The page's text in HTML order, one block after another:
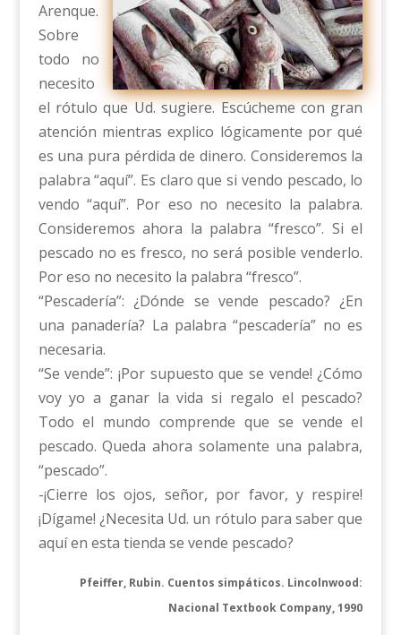
Arenque.
Sobre
todo no
necesito
el rótulo que Ud. sugiere. Escúcheme con gran
atención mientras explico lógicamente por qué
es una pura pérdida de dinero. Consideremos la
palabra “aquí”. Es claro que si vendo pescado, lo
vendo “aquí”. Por eso no necesito la palabra.
Consideremos ahora la palabra “fresco”. Si el
pescado no es fresco, no será posible venderlo.
Por eso no necesito la palabra “fresco”.
“Pescadería”: ¿Dónde se vende pescado? ¿En
una panadería? La palabra “pescadería” no es
necesaria.
“Se vende”: ¡Por supuesto que se vende! ¿Cómo
voy yo a ganar la vida si regalo el pescado?
Todo el mundo comprende que se vende el
pescado. Queda ahora solamente una palabra,
“pescado”.
-¡Cierre los ojos, señor, por favor, y respire!
¡Dígame! ¿Necesita Ud. un rótulo para saber que
aquí en esta tienda se vende pescado?
Pfeiffer, Rubin. Cuentos simpáticos. Lincolnwood:
Nacional Textbook Company, 1990